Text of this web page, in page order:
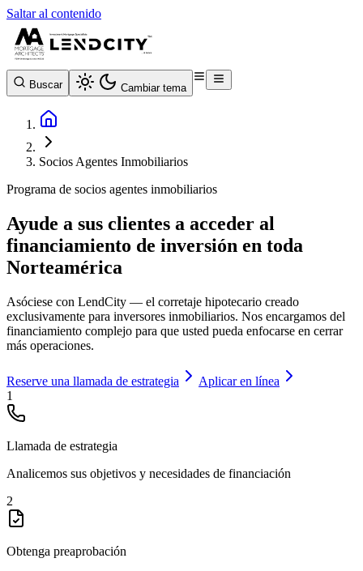
Saltar al contenido
Buscar Cambiar tema
Socios Agentes Inmobiliarios
Programa de socios agentes inmobiliarios
Ayude a sus clientes a acceder al
financiamiento de inversión en toda
Norteamérica
Asóciese con LendCity — el corretaje hipotecario creado
exclusivamente para inversores inmobiliarios. Nos encargamos del
financiamiento complejo para que usted pueda enfocarse en cerrar
más operaciones.
Reserve una llamada de estrategia
Aplicar en línea
1
Llamada de estrategia
Analicemos sus objetivos y necesidades de financiación
2
Obtenga preaprobación